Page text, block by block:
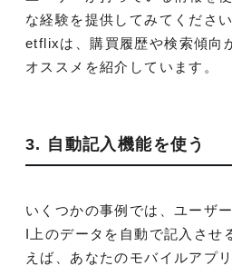
な経験を提供してみてくださ
etflixは、購買履歴や検索傾向
オススメを紹介しています。
3. 自動記入機能を使う
いくつかの事例では、ユーザ
I上のデータを自動で記入させ
えば、あなたのモバイルアプ